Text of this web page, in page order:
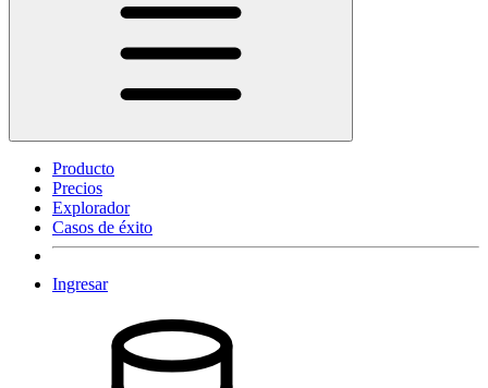
Producto
Precios
Explorador
Casos de éxito
Ingresar